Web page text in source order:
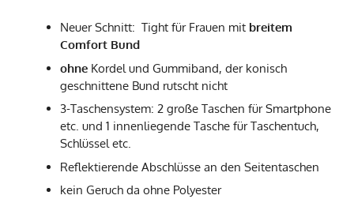
Neuer Schnitt: Tight für Frauen mit breitem
Comfort Bund
ohne Kordel und Gummiband, der konisch
geschnittene Bund rutscht nicht
3-Taschensystem: 2 große Taschen für Smartphone
etc. und 1 innenliegende Tasche für Taschentuch,
Schlüssel etc.
Reflektierende Abschlüsse an den Seitentaschen
kein Geruch da ohne Polyester